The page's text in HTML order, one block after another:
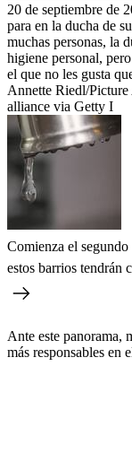
20 de septiembre
para en la ducha de
muchas personas, la
higiene personal,
el que no les gusta
Annette Riedl/
alliance via Getty I
Comienza el
estos barrios tendrán
Ante este panorama,
más responsables en